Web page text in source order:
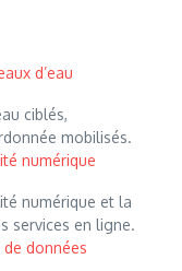
d’eau
ciblés,
mobilisés.
numérique
numérique et la
services en ligne.
données